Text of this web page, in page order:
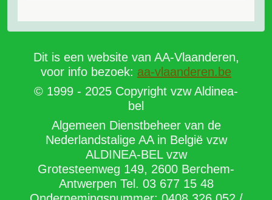
Dit is een website van AA-Vlaanderen,
voor info bezoek: aa-vlaanderen.be
© 1999 - 2025 Copyright vzw Aldinea-
bel
Algemeen Dienstbeheer van de
Nederlandstalige AA in België vzw
ALDINEA-BEL vzw
Grotesteenweg 149, 2600 Berchem-
Antwerpen Tel. 03 677 15 48